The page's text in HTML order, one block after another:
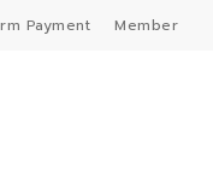
Payment Member